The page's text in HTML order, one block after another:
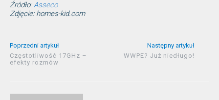
Źródło:Asseco
Zdjęcie: homes-kid.com
Poprzedni artykuł
Częstotliwość 17GHz –
efekty rozmów
Następny artykuł
WWPE? Już niedługo!